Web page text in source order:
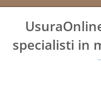
specialisti in